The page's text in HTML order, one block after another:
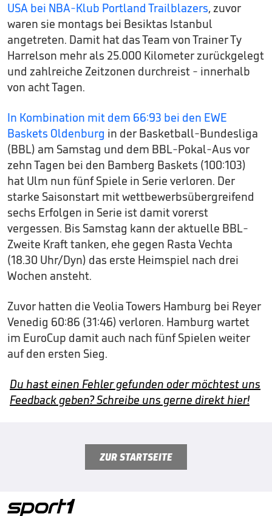
USA bei NBA-Klub Portland Trailblazers, zuvor
waren sie montags bei Besiktas Istanbul
angetreten. Damit hat das Team von Trainer Ty
Harrelson mehr als 25.000 Kilometer zurückgelegt
und zahlreiche Zeitzonen durchreist - innerhalb
von acht Tagen.
In Kombination mit dem 66:93 bei den EWE
Baskets Oldenburg in der Basketball-Bundesliga
(BBL) am Samstag und dem BBL-Pokal-Aus vor
zehn Tagen bei den Bamberg Baskets (100:103)
hat Ulm nun fünf Spiele in Serie verloren. Der
starke Saisonstart mit wettbewerbsübergreifend
sechs Erfolgen in Serie ist damit vorerst
vergessen. Bis Samstag kann der aktuelle BBL-
Zweite Kraft tanken, ehe gegen Rasta Vechta
(18.30 Uhr/Dyn) das erste Heimspiel nach drei
Wochen ansteht.
Zuvor hatten die Veolia Towers Hamburg bei Reyer
Venedig 60:86 (31:46) verloren. Hamburg wartet
im EuroCup damit auch nach fünf Spielen weiter
auf den ersten Sieg.
Du hast einen Fehler gefunden oder möchtest uns
Feedback geben? Schreibe uns gerne direkt hier!
ZUR STARTSEITE